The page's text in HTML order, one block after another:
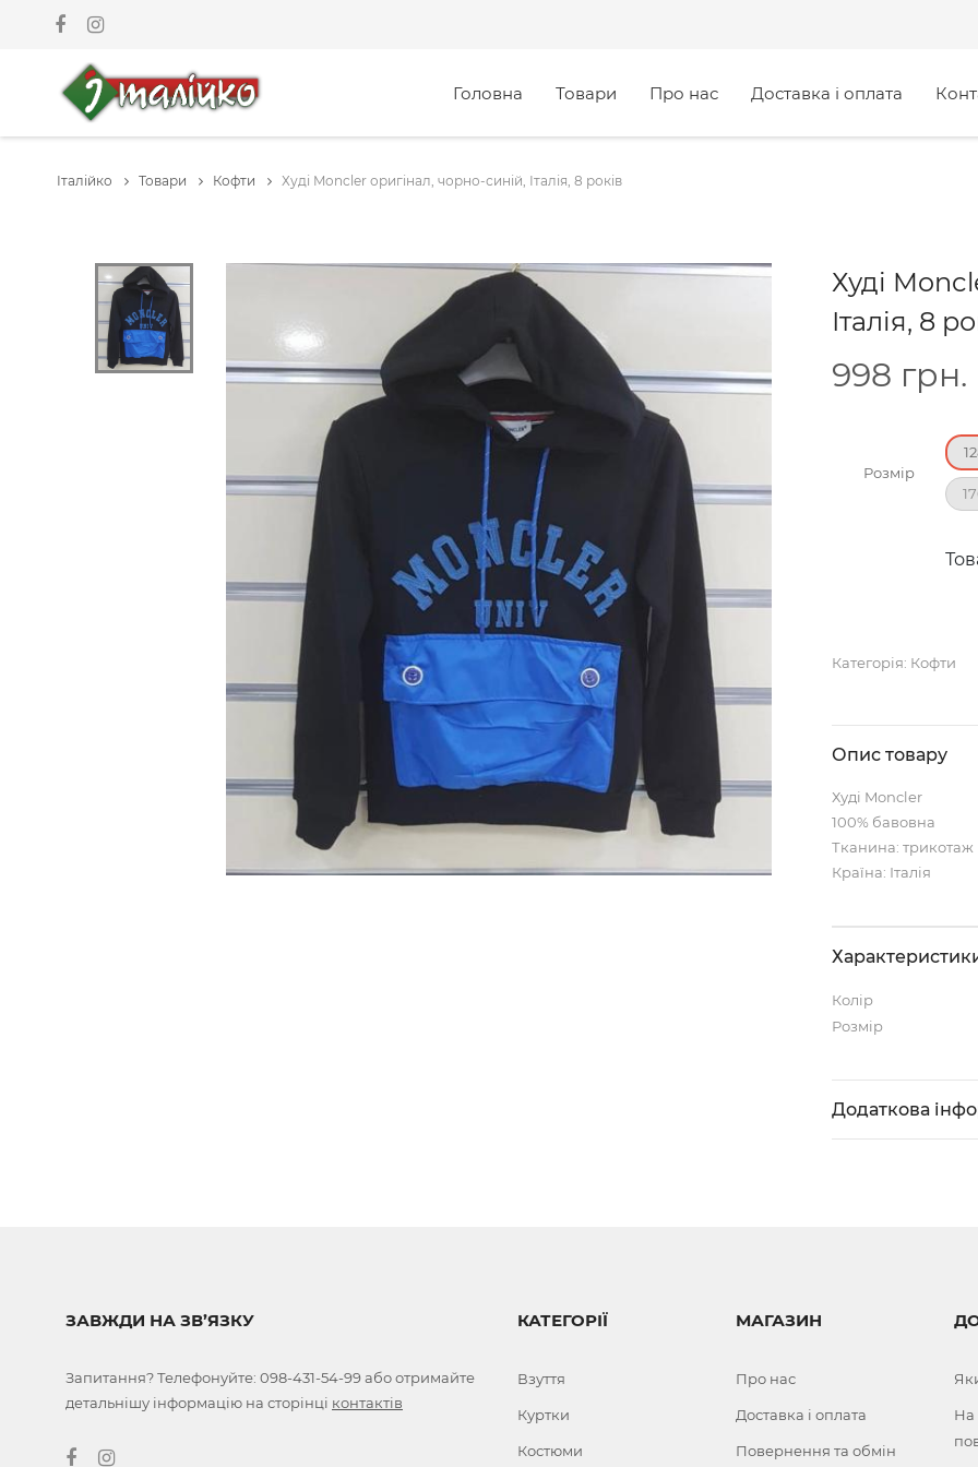
Головна Товари Про нас Доставка і оплата
Італійко Товари Кофти Худі Moncler оригінал, чорно-синій, Італія, 8 років
Худі
Італія, 8
998 грн.
Розмір
Категорія: Кофти
Опис товару
Худі Moncler
100% бавовна
Тканина: трикотаж
Країна: Італія
Колір
Розмір
Додаткова
ЗАВЖДИ НА ЗВ’ЯЗКУ
Запитання? Телефонуйте: 098-431-54-99або отримайте
детальнішу інформацію на сторінці контактів
КАТЕГОРІЇ
Взуття
Куртки
Костюми
МАГАЗИН
Про нас
Доставка і оплата
Повернення та обмін
На